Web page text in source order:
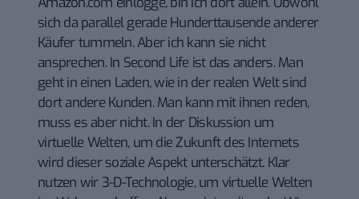
sich da parallel gerade Hunderttausende anderer
Käufer tummeln. Aber ich kann sie nicht
ansprechen. In Second Life ist das anders. Man
geht in einen Laden, wie in der realen Welt sind
dort andere Kunden. Man kann mit ihnen reden,
muss es aber nicht. In der Diskussion um
virtuelle Welten, um die Zukunft des Internets
wird dieser soziale Aspekt unterschätzt. Klar
nutzen wir 3-D-Technologie, um virtuelle Welten